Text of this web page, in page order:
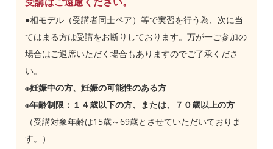
●相モデル（受講者同士ペア）等で実習を行う為、次に当
てはまる方は受講をお断りしております。万が一ご参加の
場合はご退席いただく場合もありますのでご了承くださ
い。
※妊娠中の方、妊娠の可能性のある方
※年齢制限：１４歳以下の方、または、７０歳以上の方
（受講対象年齢は15歳～69歳とさせていただいておりま
す。）